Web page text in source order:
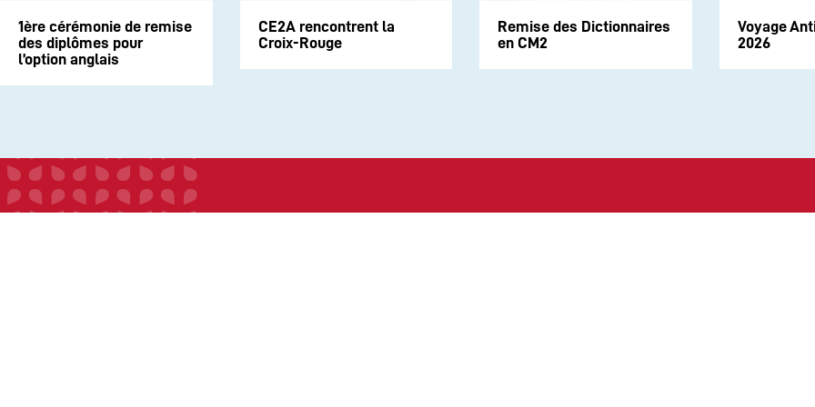
1ère cérémonie de remise
des diplômes pour
l’option anglais
CE2A rencontrent la
Croix-Rouge
Remise des Dictionnaires
en CM2
Voyage
2026